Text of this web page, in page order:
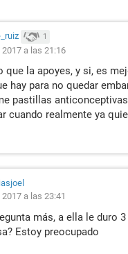
1
a las 21:16
que la apoyes, y si, es
hay para no quedar
pastillas
cuando realmente ya
a las 23:41
más, a ella le duro
Estoy preocupado